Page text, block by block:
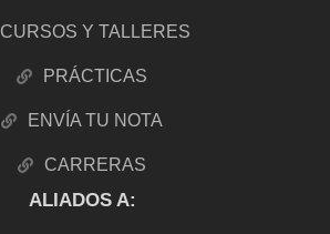
CURSOS Y TALLERES
PRÁCTICAS
ENVÍA TU NOTA
CARRERAS
ALIADOS A: